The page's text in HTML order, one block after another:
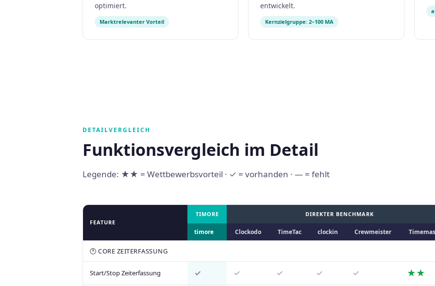
optimiert.
Marktrelevanter Vorteil
entwickelt.
Kernzielgruppe: 2–100 MA
DETAILVERGLEICH
Funktionsvergleich im Detail
Legende: ★★ = Wettbewerbsvorteil · ✓ = vorhanden · — = fehlt
FEATURE
TIMORE DIREKTER BENCHMARK
timore Clockodo TimeTac clockin Crew­meister
🕐 CORE ZEITERFASSUNG
Start/Stop Zeiterfassung ✓ ✓ ✓ ✓ ✓ ★★